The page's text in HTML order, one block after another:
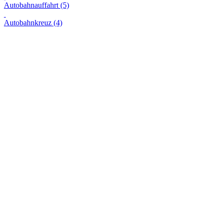
Autobahnauffahrt (5)
Autobahnkreuz (4)